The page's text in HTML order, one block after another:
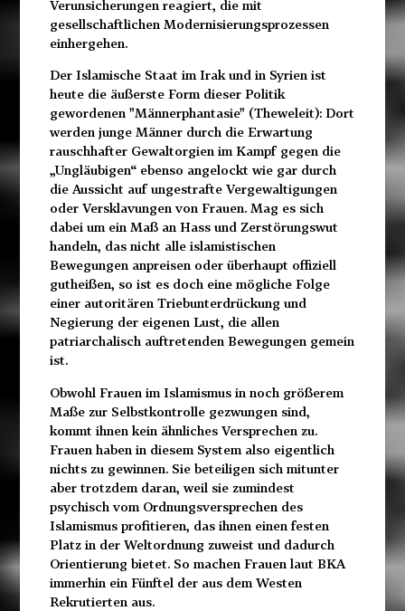
Verunsicherungen reagiert, die mit
gesellschaftlichen Modernisierungsprozessen
einhergehen.
Der Islamische Staat im Irak und in Syrien ist
heute die äußerste Form dieser Politik
gewordenen "Männerphantasie" (Theweleit): Dort
werden junge Männer durch die Erwartung
rauschhafter Gewaltorgien im Kampf gegen die
„Ungläubigen“ ebenso angelockt wie gar durch
die Aussicht auf ungestrafte Vergewaltigungen
oder Versklavungen von Frauen. Mag es sich
dabei um ein Maß an Hass und Zerstörungswut
handeln, das nicht alle islamistischen
Bewegungen anpreisen oder überhaupt offiziell
gutheißen, so ist es doch eine mögliche Folge
einer autoritären Triebunterdrückung und
Negierung der eigenen Lust, die allen
patriarchalisch auftretenden Bewegungen gemein
ist.
Obwohl Frauen im Islamismus in noch größerem
Maße zur Selbstkontrolle gezwungen sind,
kommt ihnen kein ähnliches Versprechen zu.
Frauen haben in diesem System also eigentlich
nichts zu gewinnen. Sie beteiligen sich mitunter
aber trotzdem daran, weil sie zumindest
psychisch vom Ordnungsversprechen des
Islamismus profitieren, das ihnen einen festen
Platz in der Weltordnung zuweist und dadurch
Orientierung bietet. So machen Frauen laut BKA
immerhin ein Fünftel der aus dem Westen
Rekrutierten aus.